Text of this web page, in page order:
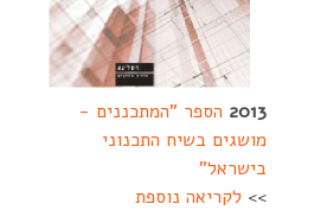
2013 הספר "המתכננים -
מושגים בשיח התכנוני
בישראל"
>> לקריאה נוספת